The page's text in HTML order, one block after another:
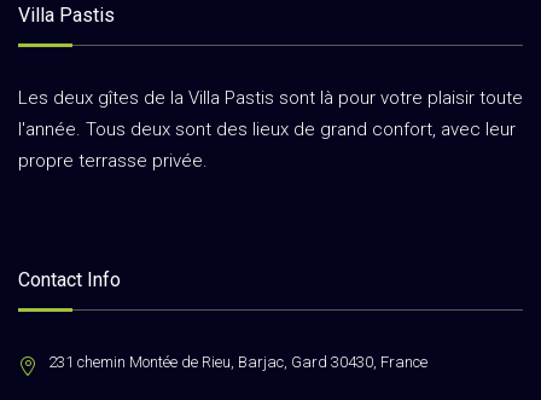
Villa Pastis
Les deux gîtes de la Villa Pastis sont là pour votre plaisir toute
l'année. Tous deux sont des lieux de grand confort, avec leur
propre terrasse privée.
Contact Info
231 chemin Montée de Rieu, Barjac, Gard 30430, France